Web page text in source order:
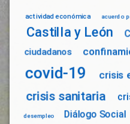
actividad económica acuerdo
Castilla y León
ciudadanos
covid-19 crisis
crisis sanitaria
desempleo Diálogo Social